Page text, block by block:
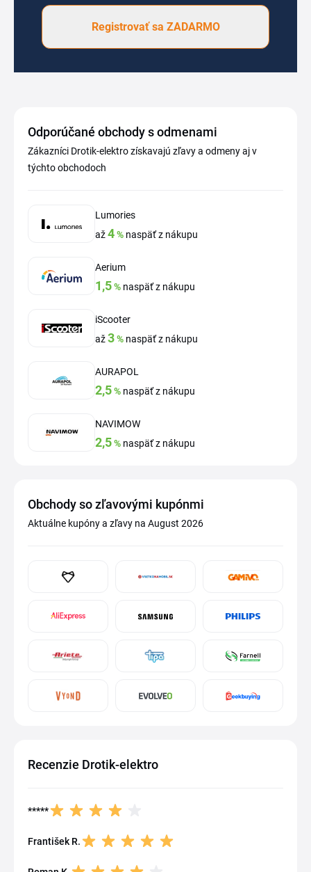
Registrovať sa ZADARMO
Odporúčané obchody s odmenami
Zákazníci Drotik-elektro získavajú zľavy a odmeny aj v
týchto obchodoch
Lumories
až4% naspäť z nákupu
Aerium
1,5% naspäť z nákupu
iScooter
až3% naspäť z nákupu
AURAPOL
2,5% naspäť z nákupu
NAVIMOW
2,5% naspäť z nákupu
Obchody so zľavovými kupónmi
Aktuálne kupóny a zľavy na August 2026
Recenzie Drotik-elektro
*****
František R.